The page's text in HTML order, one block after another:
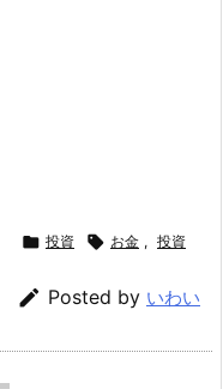
 投資  お金 , 投資
 Posted by いわい